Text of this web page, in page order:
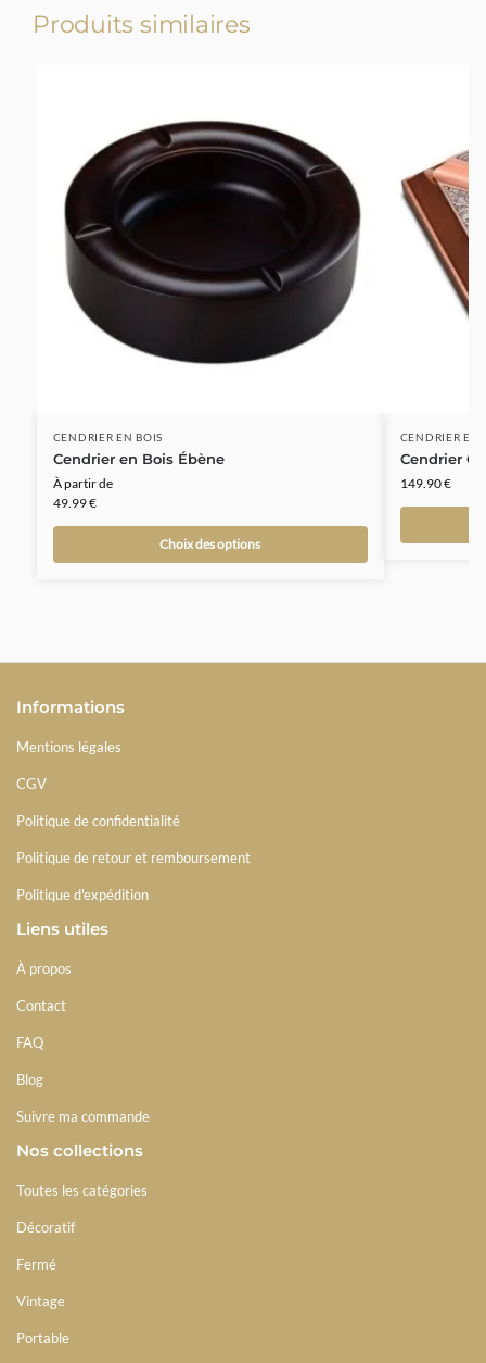
Produits similaires
CENDRIER EN BOIS
Cendrier en Bois Ébène
À partir de
49.99€
Choix des options
CENDRIER EN
Cendrier
149.90€
Informations
Mentions légales
CGV
Politique de confidentialité
Politique de retour et remboursement
Politique d'expédition
Liens utiles
À propos
Contact
FAQ
Blog
Suivre ma commande
Nos collections
Toutes les catégories
Décoratif
Fermé
Vintage
Portable